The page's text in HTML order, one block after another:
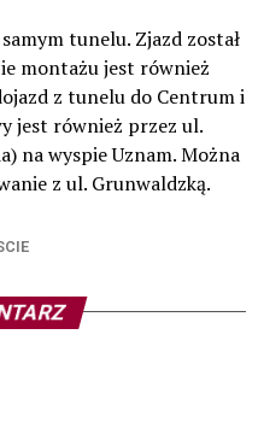
tunelu. Zjazd został
montażu jest również
z tunelu do Centrum i
jest również przez ul.
na wyspie Uznam. Można
z ul. Grunwaldzką.